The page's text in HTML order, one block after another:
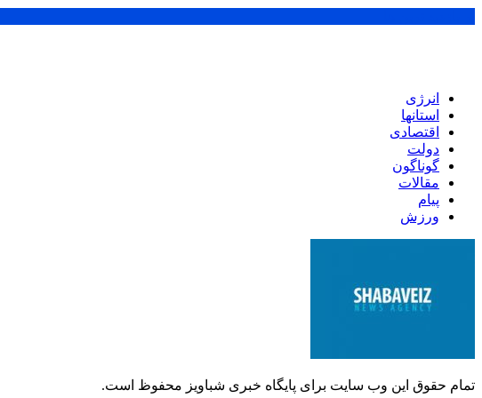
انرژی
استانها
اقتصادی
دولت
گوناگون
مقالات
پیام
ورزش
تمام حقوق این وب سایت برای پایگاه خبری شباویز محفوظ است.